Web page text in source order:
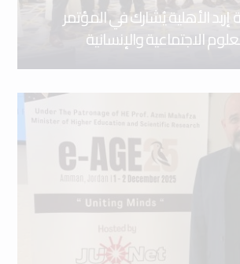
الأهلية يُشارك في المؤتمر
الاجتماعية والإنسانية